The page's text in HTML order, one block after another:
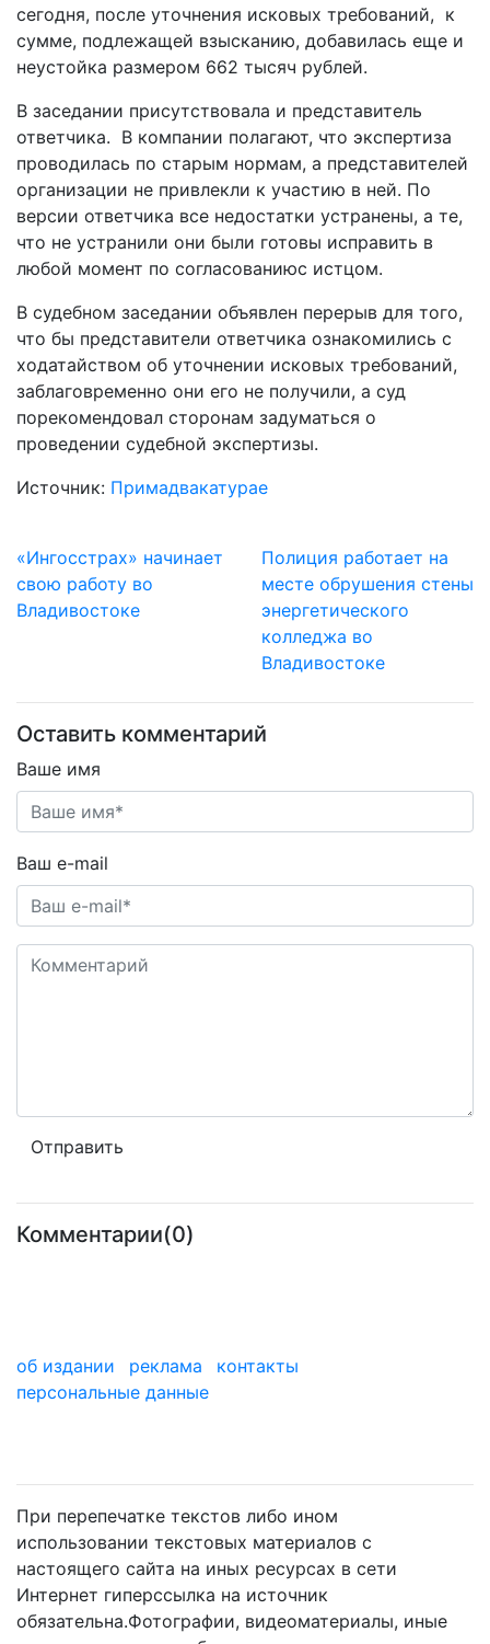
сегодня, после уточнения исковых требований, к
сумме, подлежащей взысканию, добавилась еще и
неустойка размером 662 тысяч рублей.
В заседании присутствовала и представитель
ответчика. В компании полагают, что экспертиза
проводилась по старым нормам, а представителей
организации не привлекли к участию в ней. По
версии ответчика все недостатки устранены, а те,
что не устранили они были готовы исправить в
любой момент по согласованиюс истцом.
В судебном заседании объявлен перерыв для того,
что бы представители ответчика ознакомились с
ходатайством об уточнении исковых требований,
заблаговременно они его не получили, а суд
порекомендовал сторонам задуматься о
проведении судебной экспертизы.
Источник: Примадвакатурае
«Ингосстрах» начинает
свою работу во
Владивостоке
Полиция работает на
месте обрушения стены
энергетического
колледжа во
Владивостоке
Оставить комментарий
Ваше имя
Ваш e-mail
Комментарии(0)
об издании реклама
контакты
персональные данные
При перепечатке текстов либо ином
использовании текстовых материалов с
настоящего сайта на иных ресурсах в сети
Интернет гиперссылка на источник
обязательна.Фотографии, видеоматериалы, иные